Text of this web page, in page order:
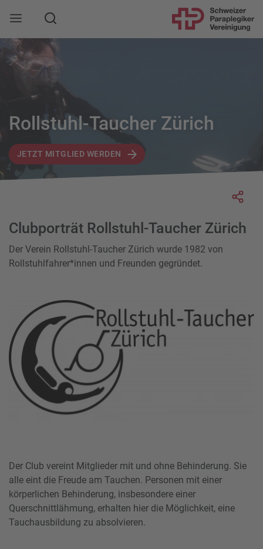
Mobile Navigation öffnen
Suche
Rollstuhl-Taucher Zürich
JETZT MITGLIED WERDEN
Clubporträt Rollstuhl-Taucher Zürich
Der Verein Rollstuhl-Taucher Zürich wurde 1982 von
Rollstuhlfahrer*innen und Freunden gegründet.
Der Club vereint Mitglieder mit und ohne Behinderung. Sie
alle eint die Freude am Tauchen. Personen mit einer
körperlichen Behinderung, insbesondere einer
Querschnittlähmung, erhalten hier die Möglichkeit, eine
Tauchausbildung zu absolvieren.